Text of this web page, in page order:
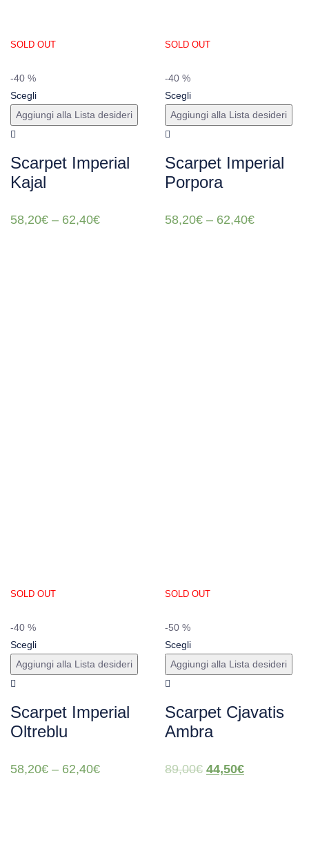
SOLD OUT
-40 %
Scegli
Aggiungi alla Lista desideri
Scarpet Imperial
Kajal
58,20€ – 62,40€
SOLD OUT
-40 %
Scegli
Aggiungi alla Lista desideri
Scarpet Imperial
Porpora
58,20€ – 62,40€
SOLD OUT
-40 %
Scegli
Aggiungi alla Lista desideri
Scarpet Imperial
Oltreblu
58,20€ – 62,40€
SOLD OUT
-50 %
Scegli
Aggiungi alla Lista desideri
Scarpet Cjavatis
Ambra
89,00€ 44,50€